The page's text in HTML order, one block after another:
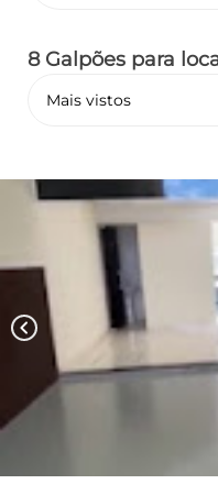
8 Galpões para
Mais vistos
chevron_left